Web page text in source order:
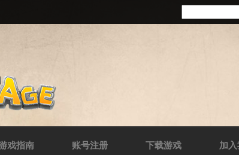
戏指南 账号注册 下载游戏 加